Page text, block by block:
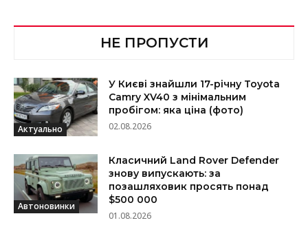
НЕ ПРОПУСТИ
Актуально
У Києві знайшли 17-річну Toyota
Camry XV40 з мінімальним
пробігом: яка ціна (фото)
02.08.2026
Автоновинки
Класичний Land Rover Defender
знову випускають: за
позашляховик просять понад
$500 000
01.08.2026